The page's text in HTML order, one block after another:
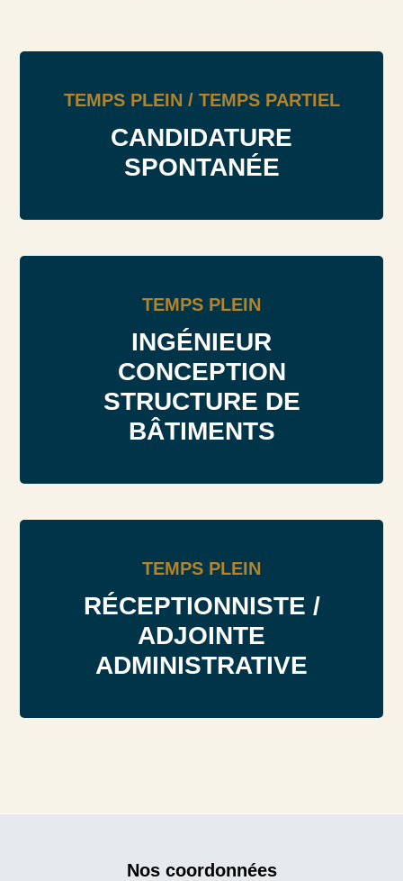
TEMPS PLEIN / TEMPS PARTIEL
CANDIDATURE
SPONTANÉE
TEMPS PLEIN
INGÉNIEUR
CONCEPTION
STRUCTURE DE
BÂTIMENTS
TEMPS PLEIN
RÉCEPTIONNISTE /
ADJOINTE
ADMINISTRATIVE
Nos coordonnées